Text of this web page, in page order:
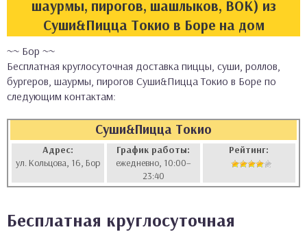
шаурмы, пирогов, шашлыков, ВОК) из
Суши&Пицца Токио в Боре на дом
~~ Бор ~~
Бесплатная круглосуточная доставка пиццы, суши, роллов,
бургеров, шаурмы, пирогов Суши&Пицца Токио в Боре по
следующим контактам:
Суши&Пицца Токио
Адрес:
ул. Кольцова, 16, Бор
График работы:
ежедневно, 10:00–
23:40
Рейтинг:
Бесплатная круглосуточная
кухня
кухня
булочки